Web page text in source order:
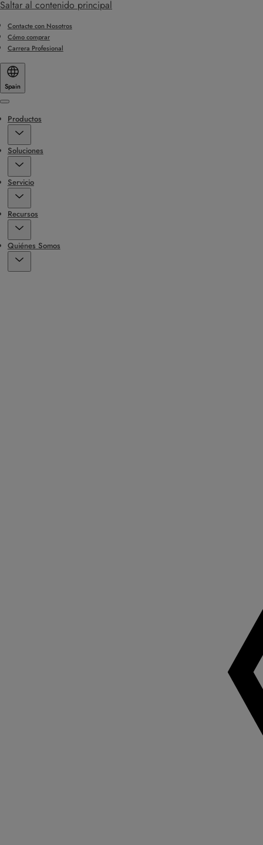
Saltar al contenido principal
Contacte con Nosotros
Cómo comprar
Carrera Profesional
Spain
Menu
Productos
Soluciones
Servicio
Recursos
Quiénes Somos